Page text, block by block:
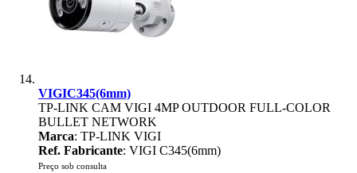
VIGIC345(6mm)
TP-LINK CAM VIGI 4MP OUTDOOR FULL-COLOR
BULLET NETWORK
Marca: TP-LINK VIGI
Ref. Fabricante: VIGI C345(6mm)
Preço sob consulta